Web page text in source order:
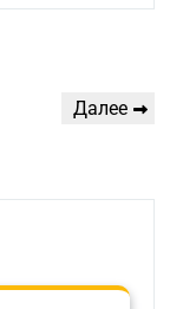
Следующая
Далее